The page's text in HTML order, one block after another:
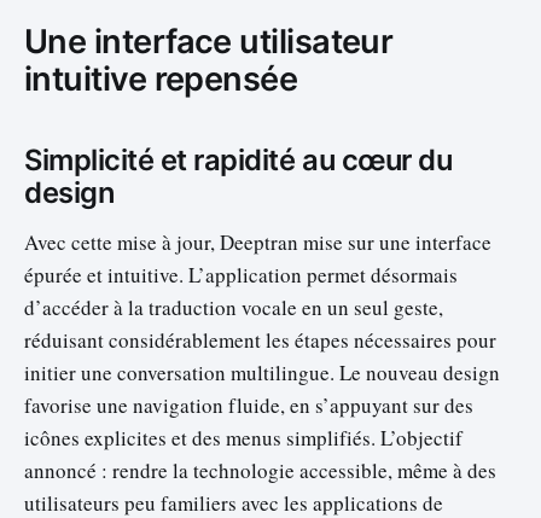
Une interface utilisateur
intuitive repensée
Simplicité et rapidité au cœur du
design
Avec cette mise à jour, Deeptran mise sur une interface
épurée et intuitive. L’application permet désormais
d’accéder à la traduction vocale en un seul geste,
réduisant considérablement les étapes nécessaires pour
initier une conversation multilingue. Le nouveau design
favorise une navigation fluide, en s’appuyant sur des
icônes explicites et des menus simplifiés. L’objectif
annoncé : rendre la technologie accessible, même à des
utilisateurs peu familiers avec les applications de